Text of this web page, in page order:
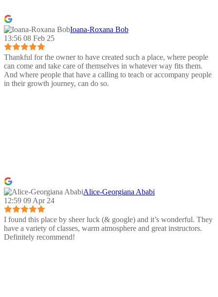
Ioana-Roxana Bob
13:56 08 Feb 25
Thankful for the owner to have created such a place, where people
can come and take care of themselves in whatever way fits them.
And where people that have a calling to teach or accompany people
in their growth journey, can do so.
Alice-Georgiana Ababi
12:59 09 Apr 24
I found this place by sheer luck (& google) and it’s wonderful. They
have a variety of classes, warm atmosphere and great instructors.
Definitely recommend!